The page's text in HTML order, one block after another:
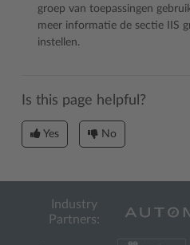
groep van toepassingen
meer informatie de sectie
IIS
instellen.
Is this page helpful?
Yes No
Industry
Partners: